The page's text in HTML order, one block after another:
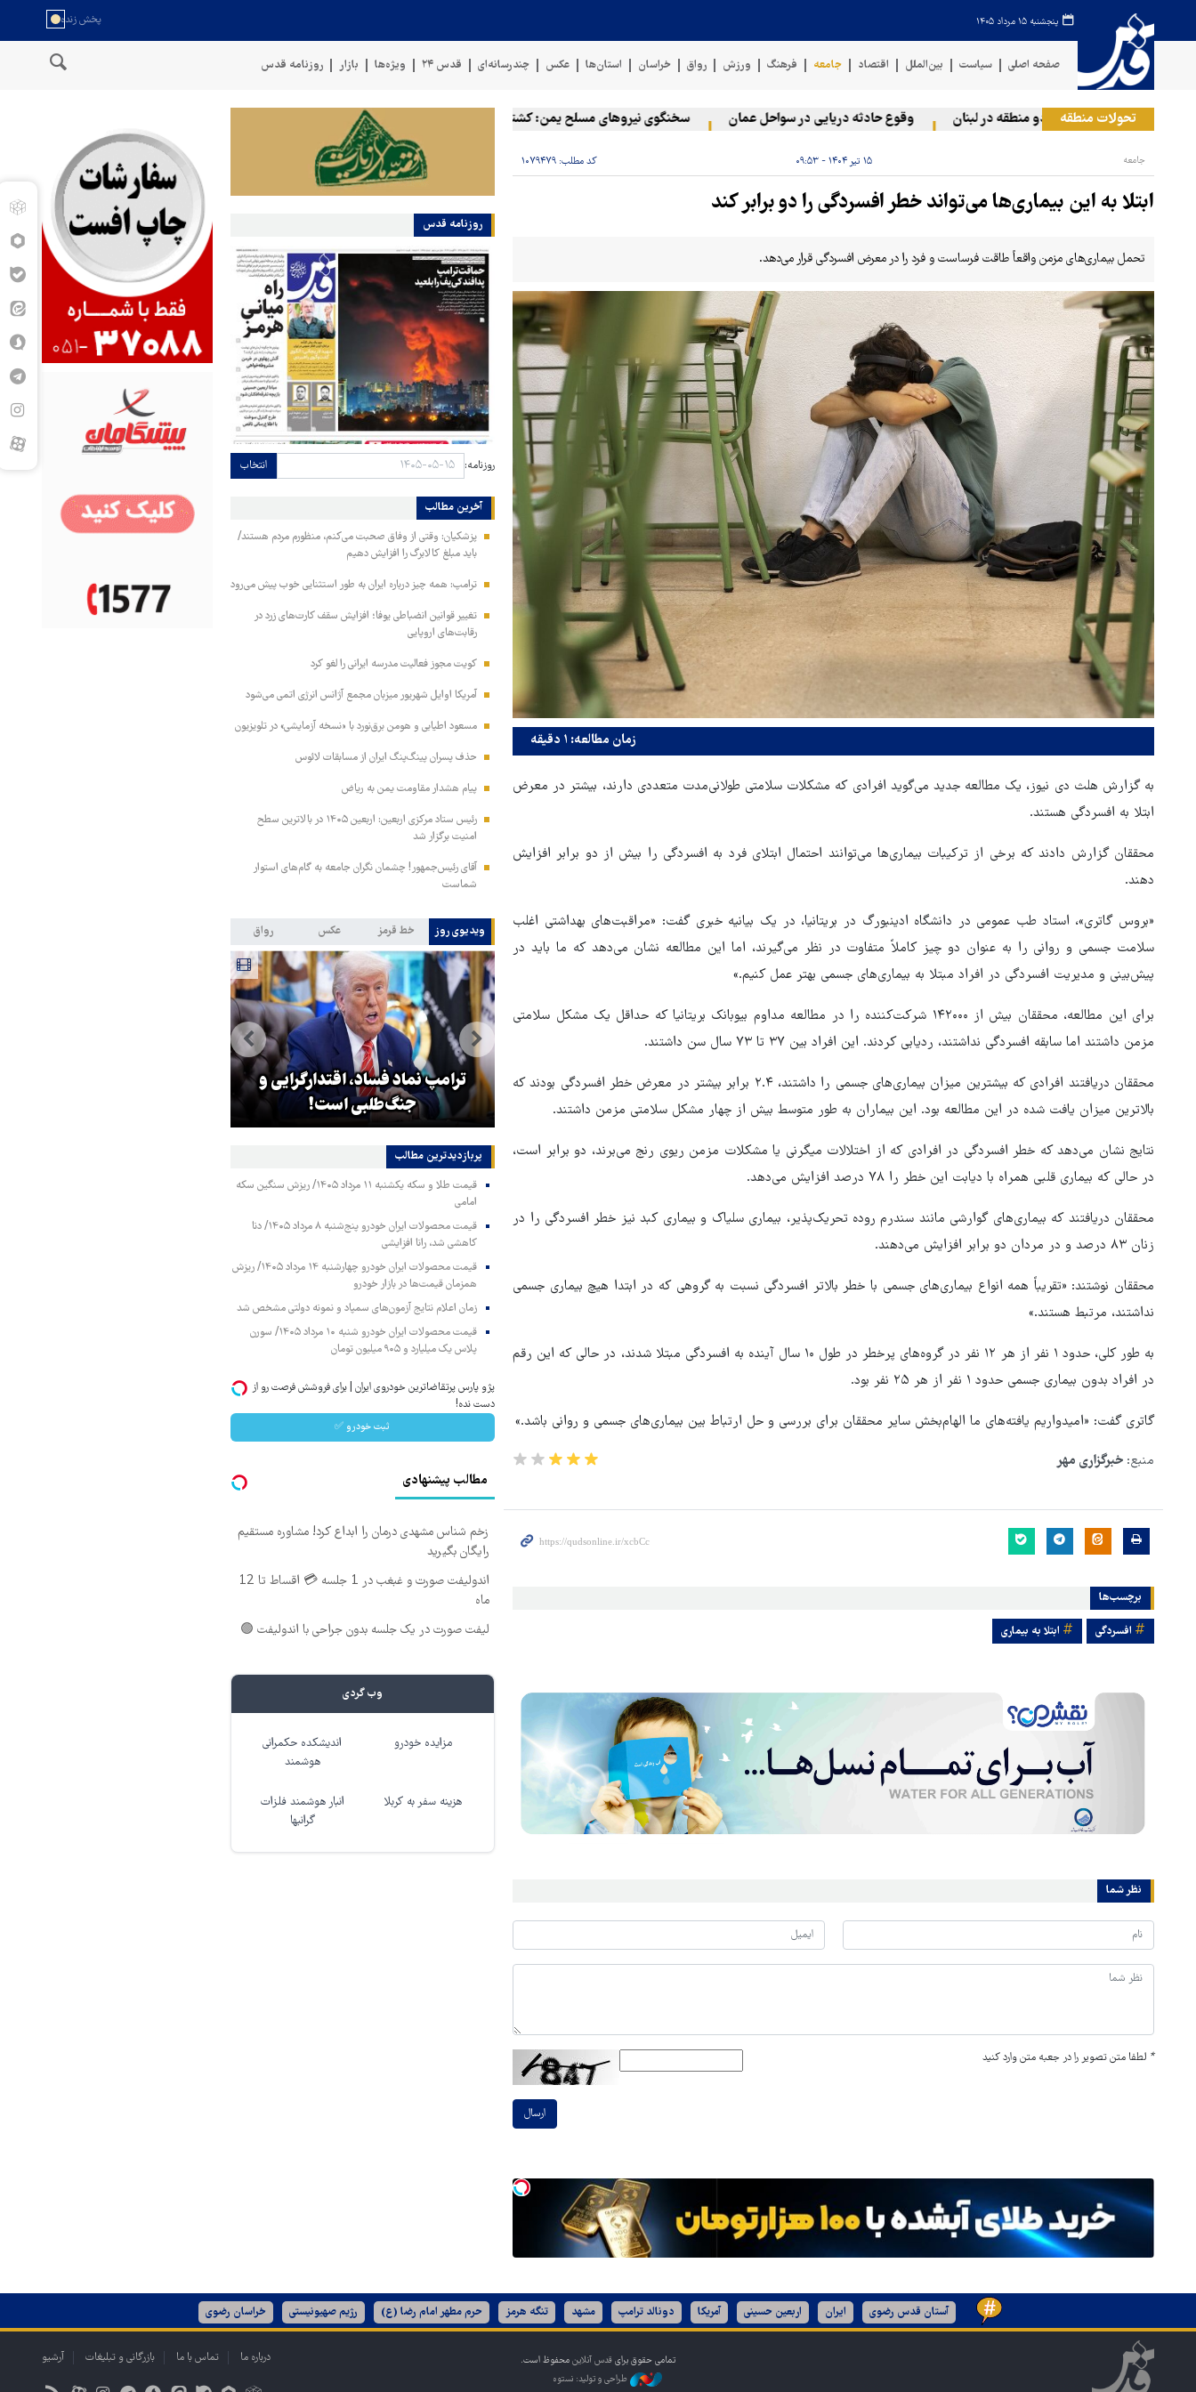
پنجشنبه ۱۵ مرداد ۱۴۰۵
صفحه اصلی سیاست بین‌الملل اقتصاد جامعه فرهنگ ورزش رواق خراسان استان‌ها عکس چندرسانه‌ای قدس ۲۴ ویژه‌ها بازار روزنامه قدس
تحولات منطقه
رژیم صهیونیستی به دو منطقه در لبنان وقوع حادثه دریایی در سواحل عمان سخنگوی نیروهای مسلح یمن: کشتی نفتی عربستان را با موشک بالستیک هدف قرار دادیم
جامعه ۱۵ تیر ۱۴۰۴ - ۰۹:۵۳ کد مطلب: ۱۰۷۹۴۷۹
ابتلا به این بیماری‌ها می‌تواند خطر افسردگی را دو برابر کند
تحمل بیماری‌های مزمن واقعاً طاقت فرساست و فرد را در معرض افسردگی قرار می‌دهد.
زمان مطالعه: ۱ دقیقه
به گزارش هلث دی نیوز، یک مطالعه جدید می‌گوید افرادی که مشکلات سلامتی طولانی‌مدت متعددی دارند، بیشتر در معرض
ابتلا به افسردگی هستند.
محققان گزارش دادند که برخی از ترکیبات بیماری‌ها می‌توانند احتمال ابتلای فرد به افسردگی را بیش از دو برابر افزایش
دهند.
«بروس گاتری»، استاد طب عمومی در دانشگاه ادینبورگ در بریتانیا، در یک بیانیه خبری گفت: «مراقبت‌های بهداشتی اغلب
سلامت جسمی و روانی را به عنوان دو چیز کاملاً متفاوت در نظر می‌گیرند، اما این مطالعه نشان می‌دهد که ما باید در
پیش‌بینی و مدیریت افسردگی در افراد مبتلا به بیماری‌های جسمی بهتر عمل کنیم.»
برای این مطالعه، محققان بیش از ۱۴۲۰۰۰ شرکت‌کننده را در مطالعه مداوم بیوبانک بریتانیا که حداقل یک مشکل سلامتی
مزمن داشتند اما سابقه افسردگی نداشتند، ردیابی کردند. این افراد بین ۳۷ تا ۷۳ سال سن داشتند.
محققان دریافتند افرادی که بیشترین میزان بیماری‌های جسمی را داشتند، ۲.۴ برابر بیشتر در معرض خطر افسردگی بودند که
بالاترین میزان یافت شده در این مطالعه بود. این بیماران به طور متوسط بیش از چهار مشکل سلامتی مزمن داشتند.
نتایج نشان می‌دهد که خطر افسردگی در افرادی که از اختلالات میگرنی یا مشکلات مزمن ریوی رنج می‌برند، دو برابر است،
در حالی که بیماری قلبی همراه با دیابت این خطر را ۷۸ درصد افزایش می‌دهد.
محققان دریافتند که بیماری‌های گوارشی مانند سندرم روده تحریک‌پذیر، بیماری سلیاک و بیماری کبد نیز خطر افسردگی را در
زنان ۸۳ درصد و در مردان دو برابر افزایش می‌دهند.
محققان نوشتند: «تقریباً همه انواع بیماری‌های جسمی با خطر بالاتر افسردگی نسبت به گروهی که در ابتدا هیچ بیماری جسمی
نداشتند، مرتبط هستند.»
به طور کلی، حدود ۱ نفر از هر ۱۲ نفر در گروه‌های پرخطر در طول ۱۰ سال آینده به افسردگی مبتلا شدند، در حالی که این رقم
در افراد بدون بیماری جسمی حدود ۱ نفر از هر ۲۵ نفر بود.
گاتری گفت: «امیدواریم یافته‌های ما الهام‌بخش سایر محققان برای بررسی و حل ارتباط بین بیماری‌های جسمی و روانی باشد.»
منبع: خبرگزاری مهر
برچسب‌ها
افسردگی ابتلا به بیماری
نظر شما
* لطفا متن تصویر را در جعبه متن وارد کنید
ارسال
روزنامه قدس
روزنامه: انتخاب
آخرین مطالب
پزشکیان: وقتی از وفاق صحبت می‌کنم، منظورم مردم هستند/
باید مبلغ کالابرگ را افزایش دهیم
ترامپ: همه چیز درباره ایران به طور استثنایی خوب پیش می‌رود
تغییر قوانین انضباطی یوفا؛ افزایش سقف کارت‌های زرد در
رقابت‌های اروپایی
کویت مجوز فعالیت مدرسه ایرانی را لغو کرد
آمریکا اوایل شهریور میزبان مجمع آژانس انرژی اتمی می‌شود
مسعود اطیابی و هومن برق‌نورد با «نسخه آزمایشی» در تلویزیون
حذف پسران پینگ‌پنگ ایران از مسابقات لائوس
پیام هشدار مقاومت یمن به ریاض
رئیس ستاد مرکزی اربعین: اربعین ۱۴۰۵ در بالاترین سطح
امنیت برگزار شد
آقای رئیس‌جمهور! چشمان نگران جامعه به گام‌های استوار
شماست
ویدیوی روز خط قرمز عکس رواق
هماهنگی محور مقاومت، آمریکا را
در منطقه درمانده کرد
ترامپ نماد فساد، اقتدارگرایی و
جنگ‌طلبی است!
پربازدیدترین‌ مطالب
قیمت طلا و سکه یکشنبه ۱۱ مرداد ۱۴۰۵/ ریزش سنگین سکه
امامی
قیمت محصولات ایران خودرو پنج‌شنبه ۸ مرداد ۱۴۰۵/ دنا
کاهشی شد، رانا افزایشی
قیمت محصولات ایران خودرو چهارشنبه ۱۴ مرداد ۱۴۰۵/ ریزش
همزمان قیمت‌ها در بازار خودرو
زمان اعلام نتایج آزمون‌های سمپاد و نمونه دولتی مشخص شد
قیمت محصولات ایران خودرو شنبه ۱۰ مرداد ۱۴۰۵/ سورن
پلاس یک میلیارد و ۹۰۵ میلیون تومان
پژو پارس پرتقاضاترین خودروی ایران | برای فروشش فرصت رو از
دست نده!
ثبت خودرو ✅
مطالب پیشنهادی
زخم شناس مشهدی درمان را ابداع کرد! مشاوره مستقیم
رایگان بگیرید
اندولیفت صورت و غبغب در 1 جلسه 💳 اقساط تا 12
ماه
لیفت صورت در یک جلسه بدون جراحی با اندولیفت 🟢
وب گردی
مزایده خودرو
اندیشکده حکمرانی
هوشمند
هزینه سفر به کربلا
انبار هوشمند فلزات
گرانبها
آستان قدس رضوی ایران اربعین حسینی آمریکا دونالد ترامپ مشهد تنگه هرمز حرم مطهر امام رضا (ع) رژیم صهیونیستی خراسان رضوی
تمامی حقوق برای قدس آنلاین محفوظ است.
طراحی و تولید: نستوه
درباره ما تماس با ما بازرگانی و تبلیغات آرشیو